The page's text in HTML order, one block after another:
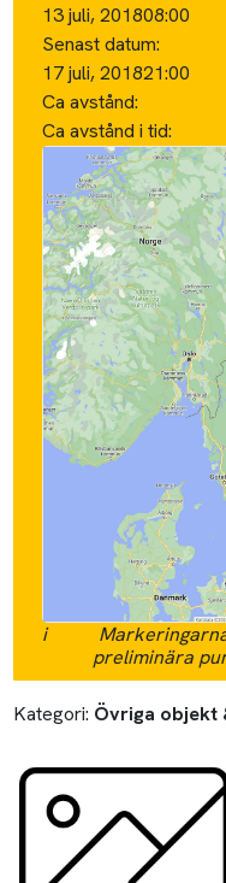
13 juli, 201808:00
Senast datum:
17 juli, 201821:00
Ca avstånd:
Ca avstånd i tid:
i
preliminära
Kategori: Övriga